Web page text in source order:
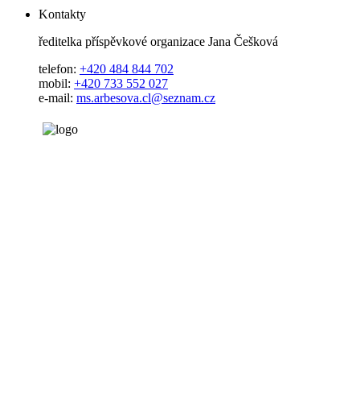
Kontakty
ředitelka příspěvkové organizace Jana Češková
telefon: +420 484 844 702
mobil: +420 733 552 027
e-mail: ms.arbesova.cl@seznam.cz